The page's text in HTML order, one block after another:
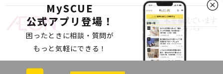
MySCUE
公式アプリ登場！
困ったときに相談・質問が
もっと気軽にできる！